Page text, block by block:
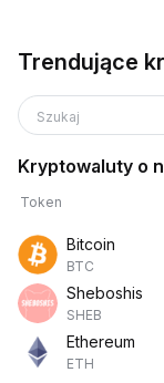
Trendujące
Szukaj
Kryptowaluty o
Token
Bitcoin
BTC
Sheboshis
SHEB
Ethereum
ETH